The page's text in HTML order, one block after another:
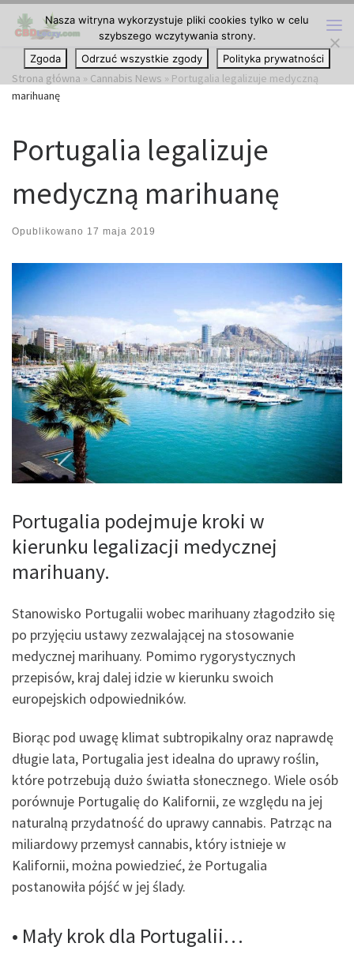
Przejdź do treści
Strona główna » Cannabis News » Portugalia legalizuje medyczną
marihuanę
Portugalia legalizuje
medyczną marihuanę
Opublikowano 17 maja 2019
Portugalia podejmuje kroki w
kierunku legalizacji medycznej
marihuany.
Stanowisko Portugalii wobec marihuany złagodziło się
po przyjęciu ustawy zezwalającej na stosowanie
medycznej marihuany. Pomimo rygorystycznych
przepisów, kraj dalej idzie w kierunku swoich
europejskich odpowiedników.
Biorąc pod uwagę klimat subtropikalny oraz naprawdę
długie lata, Portugalia jest idealna do uprawy roślin,
które potrzebują dużo światła słonecznego. Wiele osób
porównuje Portugalię do Kalifornii, ze względu na jej
naturalną przydatność do uprawy cannabis. Patrząc na
miliardowy przemysł cannabis, który istnieje w
Kalifornii, można powiedzieć, że Portugalia
postanowiła pójść w jej ślady.
• Mały krok dla Portugalii…
Nasza witryna wykorzystuje pliki cookies tylko w celu
szybszego wczytywania strony.
Zgoda
Odrzuć wszystkie zgody Polityka prywatności